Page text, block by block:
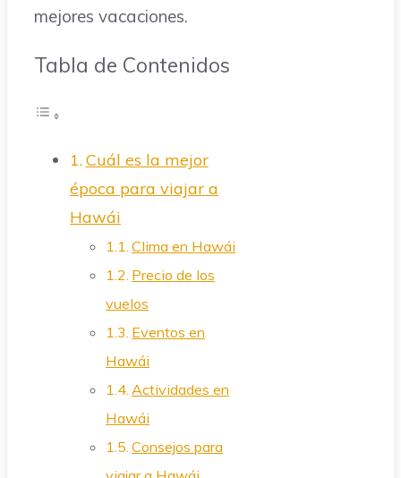
mejores vacaciones.
Tabla de Contenidos
Cuál es la mejor
época para viajar a
Hawái
Clima en Hawái
Precio de los
vuelos
Eventos en
Hawái
Actividades en
Hawái
Consejos para